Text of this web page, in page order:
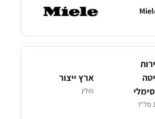
ארץ ייצור
פולין